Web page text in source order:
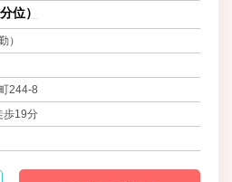
位）
）
244-8
歩19分